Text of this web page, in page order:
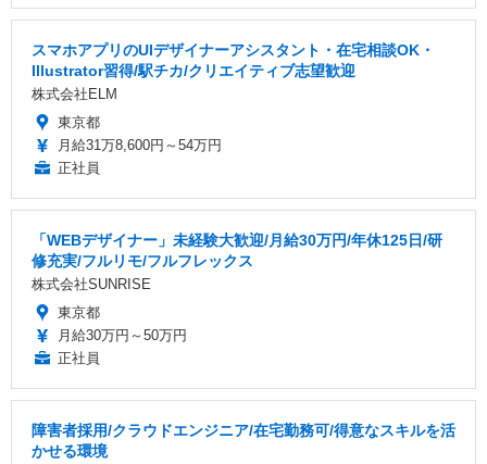
スマホアプリのUIデザイナーアシスタント・在宅相談OK・
Illustrator習得/駅チカ/クリエイティブ志望歓迎
株式会社ELM
東京都
月給31万8,600円～54万円
正社員
「WEBデザイナー」未経験大歓迎/月給30万円/年休125日/研
修充実/フルリモ/フルフレックス
株式会社SUNRISE
東京都
月給30万円～50万円
正社員
障害者採用/クラウドエンジニア/在宅勤務可/得意なスキルを活
かせる環境